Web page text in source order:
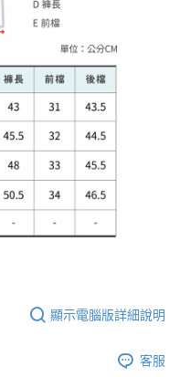
顯示電腦版詳細說明
客服